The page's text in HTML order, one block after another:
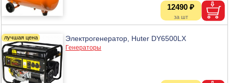
12490 ₽
Электрогенератор, Huter DY6500LX
Генераторы